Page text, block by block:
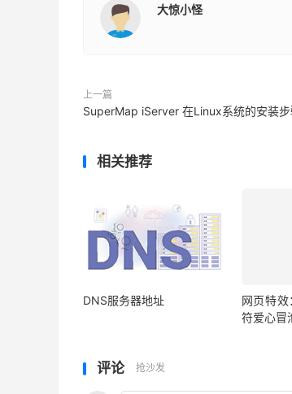
大惊小怪
上一篇
SuperMap iServer 在Linux系统的安装步
相关推荐
DNS服务器地址
网页特
符爱心冒
评论 抢沙发